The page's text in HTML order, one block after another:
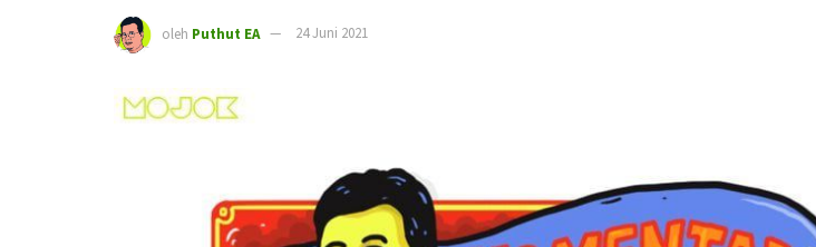
oleh Puthut EA 24 Juni 2021